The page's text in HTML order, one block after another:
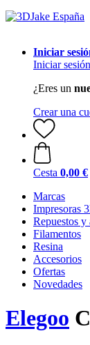
Iniciar
Iniciar
¿Eres un
Crear una
Cesta 0,00 €
Marcas
Impresoras
Repuestos y
Filamentos
Resina
Accesorios
Ofertas
Novedades
Elegoo